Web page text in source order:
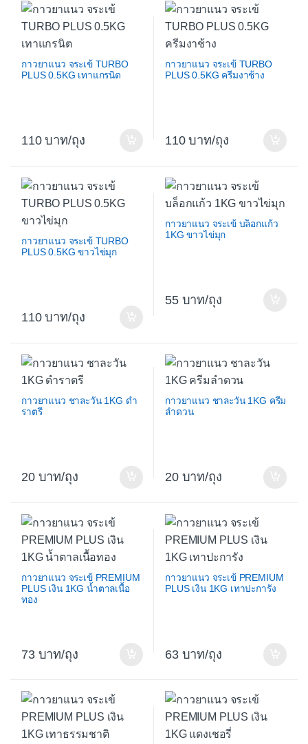
กาวยาแนว จระเข้ TURBO
PLUS 0.5KG เทาแกรนิต
110 /ถุง
กาวยาแนว จระเข้ TURBO
PLUS 0.5KG ครีมงาช้าง
110 /ถุง
กาวยาแนว จระเข้ TURBO
PLUS 0.5KG ขาวไข่มุก
110 /ถุง
กาวยาแนว จระเข้ บล็อกแก้ว
1KG ขาวไข่มุก
55 /ถุง
กาวยาแนว ชาละวัน 1KG ดำ
ราตรี
20 /ถุง
กาวยาแนว ชาละวัน 1KG ครีม
ลำดวน
20 /ถุง
กาวยาแนว จระเข้ PREMIUM
PLUS เงิน 1KG น้ำตาลเนื้อ
ทอง
73 /ถุง
กาวยาแนว จระเข้ PREMIUM
PLUS เงิน 1KG เทาปะการัง
63 /ถุง